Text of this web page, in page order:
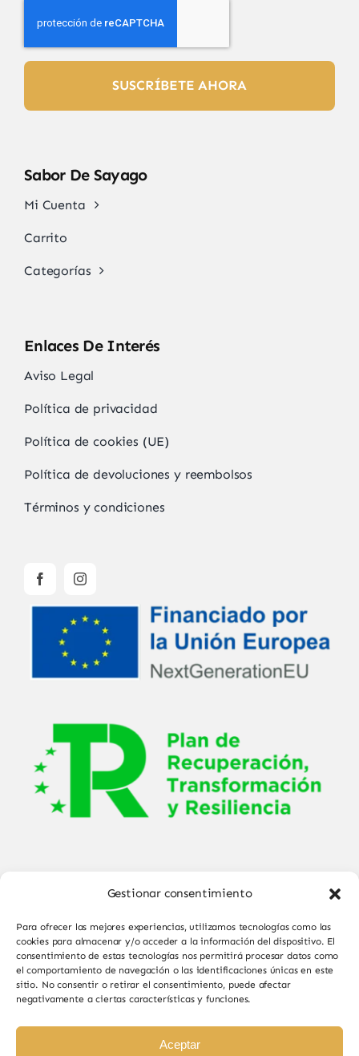
Gestionar consentimiento
Para ofrecer las mejores experiencias, utilizamos tecnologías como las
cookies para almacenar y/o acceder a la información del dispositivo. El
consentimiento de estas tecnologías nos permitirá procesar datos como
el comportamiento de navegación o las identificaciones únicas en este
sitio. No consentir o retirar el consentimiento, puede afectar
negativamente a ciertas características y funciones.
Aceptar
SUSCRÍBETE AHORA
Sabor De Sayago
Mi Cuenta
Carrito
Categorías
Enlaces De Interés
Aviso Legal
Política de privacidad
Política de cookies (UE)
Política de devoluciones y reembolsos
Términos y condiciones
© Copyright 2025 - 2026•Sabor de Sayago
Todos los derechos reservados • Diseño por
Paginas Web Iván González